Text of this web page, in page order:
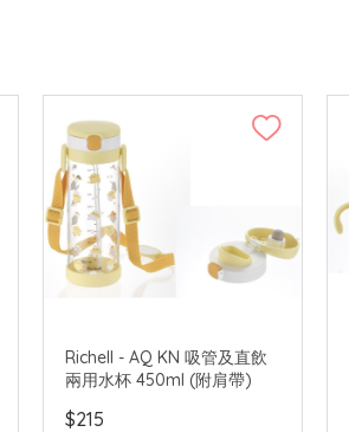
Richell - AQ KN 吸管及直飲
兩用水杯 450ml (附肩帶)
$215